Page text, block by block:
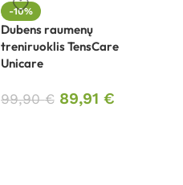
-10%
Dubens raumenų
treniruoklis TensCare
Unicare
99,90€ 89,91 €